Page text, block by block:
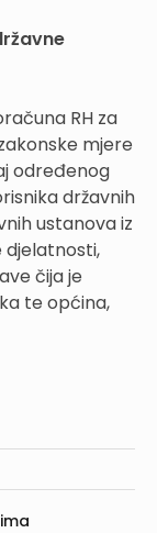
RH za
mjere
određenog
državnih
ustanova iz
djelatnosti,
čija je
te općina,